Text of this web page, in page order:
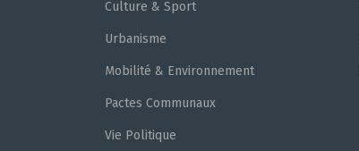
Culture & Sport
Urbanisme
Mobilité & Environnement
Pactes Communaux
Vie Politique